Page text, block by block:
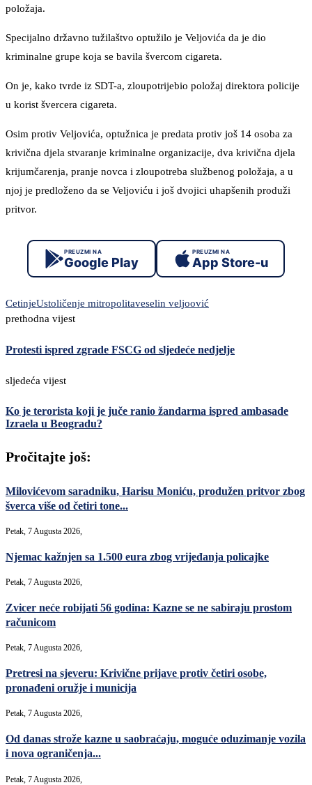
položaja.
Specijalno državno tužilaštvo optužilo je Veljovića da je dio
kriminalne grupe koja se bavila švercom cigareta.
On je, kako tvrde iz SDT-a, zloupotrijebio položaj direktora policije
u korist švercera cigareta.
Osim protiv Veljovića, optužnica je predata protiv još 14 osoba za
krivična djela stvaranje kriminalne organizacije, dva krivična djela
krijumčarenja, pranje novca i zloupotreba službenog položaja, a u
njoj je predloženo da se Veljoviću i još dvojici uhapšenih produži
pritvor.
PREUZMI NA
Google Play
PREUZMI NA
App Store-u
CetinjeUstoličenje mitropolitaveselin veljoović
prethodna vijest
Protesti ispred zgrade FSCG od sljedeće nedjelje
sljedeća vijest
Ko je terorista koji je juče ranio žandarma ispred ambasade
Izraela u Beogradu?
Pročitajte još:
Milovićevom saradniku, Harisu Moniću, produžen pritvor zbog
šverca više od četiri tone...
Petak, 7 Augusta 2026,
Njemac kažnjen sa 1.500 eura zbog vrijeđanja policajke
Petak, 7 Augusta 2026,
Zvicer neće robijati 56 godina: Kazne se ne sabiraju prostom
računicom
Petak, 7 Augusta 2026,
Pretresi na sjeveru: Krivične prijave protiv četiri osobe,
pronađeni oružje i municija
Petak, 7 Augusta 2026,
Od danas strože kazne u saobraćaju, moguće oduzimanje vozila
i nova ograničenja...
Petak, 7 Augusta 2026,